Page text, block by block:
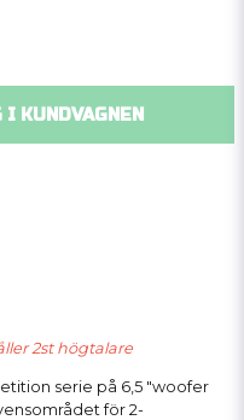
I KUNDVAGNEN
2st högtalare
serie på 6,5 "woofer
för 2-